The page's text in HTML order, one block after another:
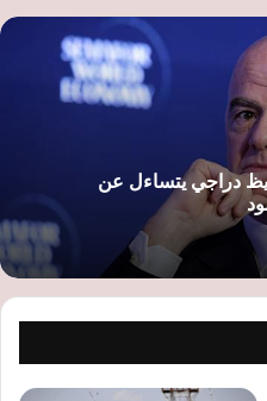
الوي
ب
دراجي يتساءل عن